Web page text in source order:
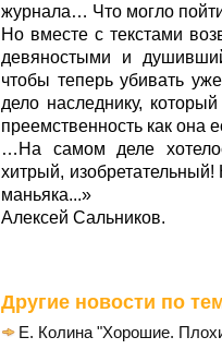
журнала… Что могло
Но вместе с текстами
девяностыми и
чтобы теперь убивать
дело наследнику,
преемственность как она
…На самом деле
хитрый,
маньяка...»
Алексей Сальников.
Другие новости по
Е. Колина "Хорошие.